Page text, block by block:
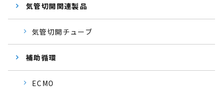
気管切開関連製品
気管切開チューブ
補助循環
ECMO